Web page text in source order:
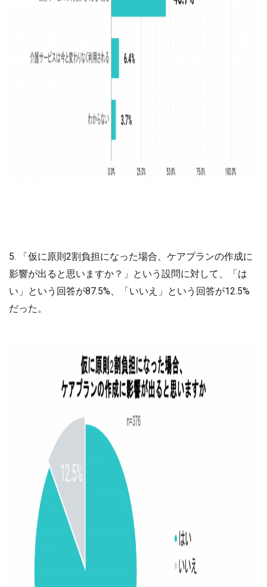
5. 「仮に原則2割負担になった場合、ケアプランの作成に
影響が出ると思いますか？」という設問に対して、「は
い」という回答が87.5%、「いいえ」という回答が12.5%
だった。